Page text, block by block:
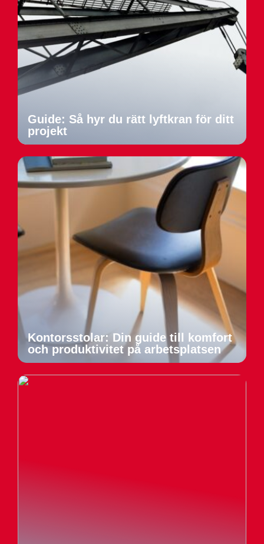
Guide: Så hyr du rätt lyftkran för ditt
projekt
Kontorsstolar: Din guide till komfort
och produktivitet på arbetsplatsen